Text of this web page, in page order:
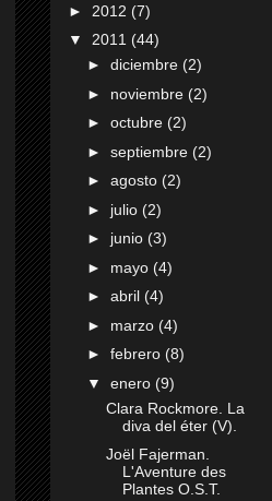
► 2012 (7)
▼ 2011 (44)
► diciembre (2)
► noviembre (2)
► octubre (2)
► septiembre (2)
► agosto (2)
► julio (2)
► junio (3)
► mayo (4)
► abril (4)
► marzo (4)
► febrero (8)
▼ enero (9)
Clara Rockmore. La
diva del éter (V).
Joël Fajerman.
L'Aventure des
Plantes O.S.T.